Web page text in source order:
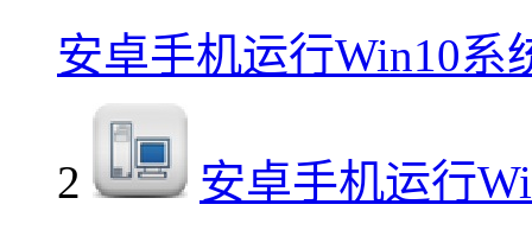
安卓手机运行Win10系
2
安卓手机运行